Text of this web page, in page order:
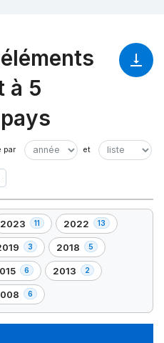
à 5
2023 11
,
11
élément(s)
2022 13
,
13
élément(s)
3 2018 5
,
5
élément(s)
6 2013 2
,
6